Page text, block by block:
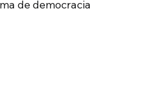
de democracia